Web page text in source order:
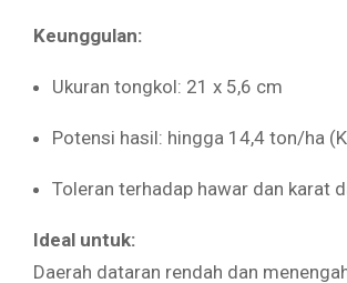
Keunggulan:
Ukuran tongkol: 21 x 5,6 cm
Potensi hasil: hingga 14,4 ton/ha
Toleran terhadap hawar dan karat
Ideal untuk:
Daerah dataran rendah dan